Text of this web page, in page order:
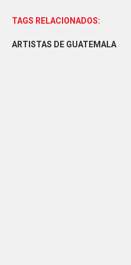
TAGS RELACIONADOS:
ARTISTAS DE GUATEMALA